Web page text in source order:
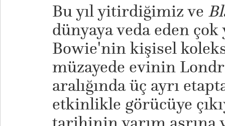
Bu yıl yitirdiğimiz ve
dünyaya veda eden
Bowie'nin kişisel
müzayede evinin
aralığında üç ayrı
etkinlikle görücüye